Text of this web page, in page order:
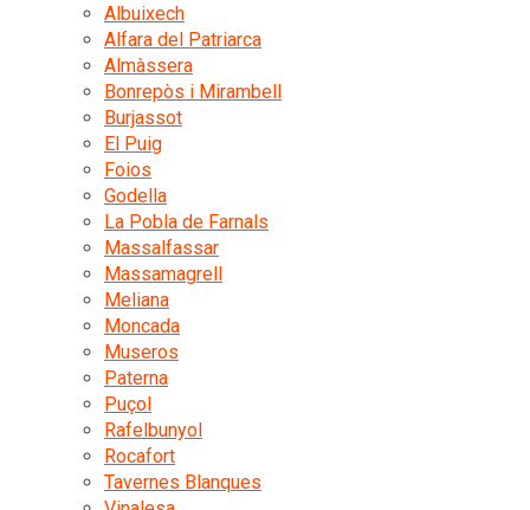
Albuixech
Alfara del Patriarca
Almàssera
Bonrepòs i Mirambell
Burjassot
El Puig
Foios
Godella
La Pobla de Farnals
Massalfassar
Massamagrell
Meliana
Moncada
Museros
Paterna
Puçol
Rafelbunyol
Rocafort
Tavernes Blanques